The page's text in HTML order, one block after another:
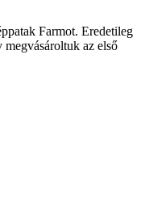
Farmot. Eredetileg
az első